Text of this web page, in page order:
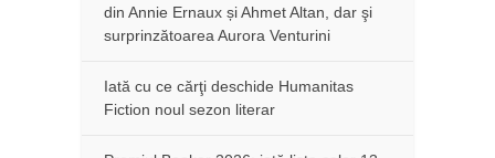
din Annie Ernaux și Ahmet Altan, dar şi
surprinzătoarea Aurora Venturini
Iată cu ce cărţi deschide Humanitas
Fiction noul sezon literar